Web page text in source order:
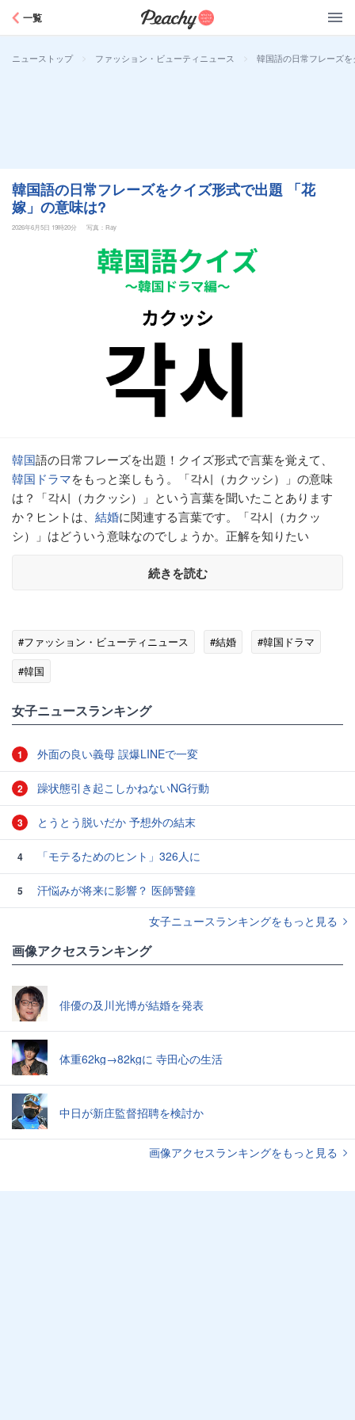
一覧
ニューストップ > ファッション・ビューティニュース > 韓国語の日常フレーズ
韓国語の日常フレーズをクイズ形式で出題 「花
嫁」の意味は?
2026年6月5日 19時20分 写真：Ray
韓国語の日常フレーズを出題！クイズ形式で言葉を覚えて、
韓国ドラマをもっと楽しもう。「각시（カクッシ）」の意味
は？「각시（カクッシ）」という言葉を聞いたことあります
か？ヒントは、 結婚に関連する言葉です。「각시（カクッ
シ）」はどういう意味なのでしょうか。正解を知りたい
続きを読む
#ファッション・ビューティニュース #結婚
#韓国ドラマ
#韓国
女子ニュースランキング
1 外面の良い義母 誤爆LINEで一変
2 躁状態引き起こしかねないNG行動
3 とうとう脱いだか 予想外の結末
4 「モテるためのヒント」326人に
5
汗悩みが将来に影響？ 医師警鐘
女子ニュースランキングをもっと見る
画像アクセスランキング
俳優の及川光博が結婚を発表
体重62kg→82kgに 寺田心の生活
中日が新庄監督招聘を検討か
画像アクセスランキングをもっと見る